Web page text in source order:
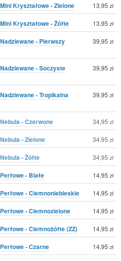
Kryształowe - Zielone 13,95 zł
Kryształowe - Żółte 13,95 zł
- Pierwszy
39,95 zł
- Soczyste
39,95 zł
- Tropikalna
39,95 zł
- Czerwone 34,95 zł
- Zielone 34,95 zł
- Żółte 34,95 zł
- Białe 14,95 zł
- Ciemnoniebieskie 14,95 zł
- Ciemnozielone 14,95 zł
- Ciemnożółte (ZZ) 14,95 zł
- Czarne 14,95 zł